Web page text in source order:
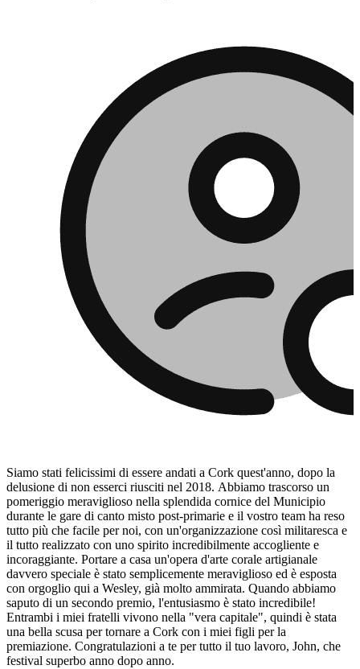
Siamo stati felicissimi di essere andati a Cork quest'anno, dopo la
delusione di non esserci riusciti nel 2018. Abbiamo trascorso un
pomeriggio meraviglioso nella splendida cornice del Municipio
durante le gare di canto misto post-primarie e il vostro team ha reso
tutto più che facile per noi, con un'organizzazione così militaresca e
il tutto realizzato con uno spirito incredibilmente accogliente e
incoraggiante. Portare a casa un'opera d'arte corale artigianale
davvero speciale è stato semplicemente meraviglioso ed è esposta
con orgoglio qui a Wesley, già molto ammirata. Quando abbiamo
saputo di un secondo premio, l'entusiasmo è stato incredibile!
Entrambi i miei fratelli vivono nella "vera capitale", quindi è stata
una bella scusa per tornare a Cork con i miei figli per la
premiazione. Congratulazioni a te per tutto il tuo lavoro, John, che
festival superbo anno dopo anno.